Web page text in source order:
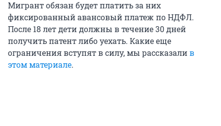
Мигрант обязан будет платить за них
фиксированный авансовый платеж по НДФЛ.
После 18 лет дети должны в течение 30 дней
получить патент либо уехать. Какие еще
ограничения вступят в силу, мы рассказалив
этом материале.